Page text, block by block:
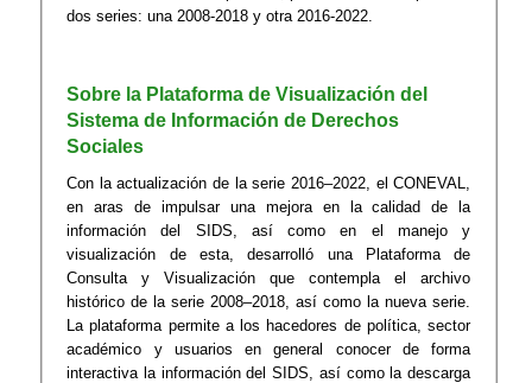
dos series: una 2008-2018 y otra 2016-2022.
Sobre la Plataforma de Visualización del
Sistema de Información de Derechos
Sociales
Con la actualización de la serie 2016–2022, el CONEVAL,
en aras de impulsar una mejora en la calidad de la
información del SIDS, así como en el manejo y
visualización de esta, desarrolló una Plataforma de
Consulta y Visualización que contempla el archivo
histórico de la serie 2008–2018, así como la nueva serie.
La plataforma permite a los hacedores de política, sector
académico y usuarios en general conocer de forma
interactiva la información del SIDS, así como la descarga